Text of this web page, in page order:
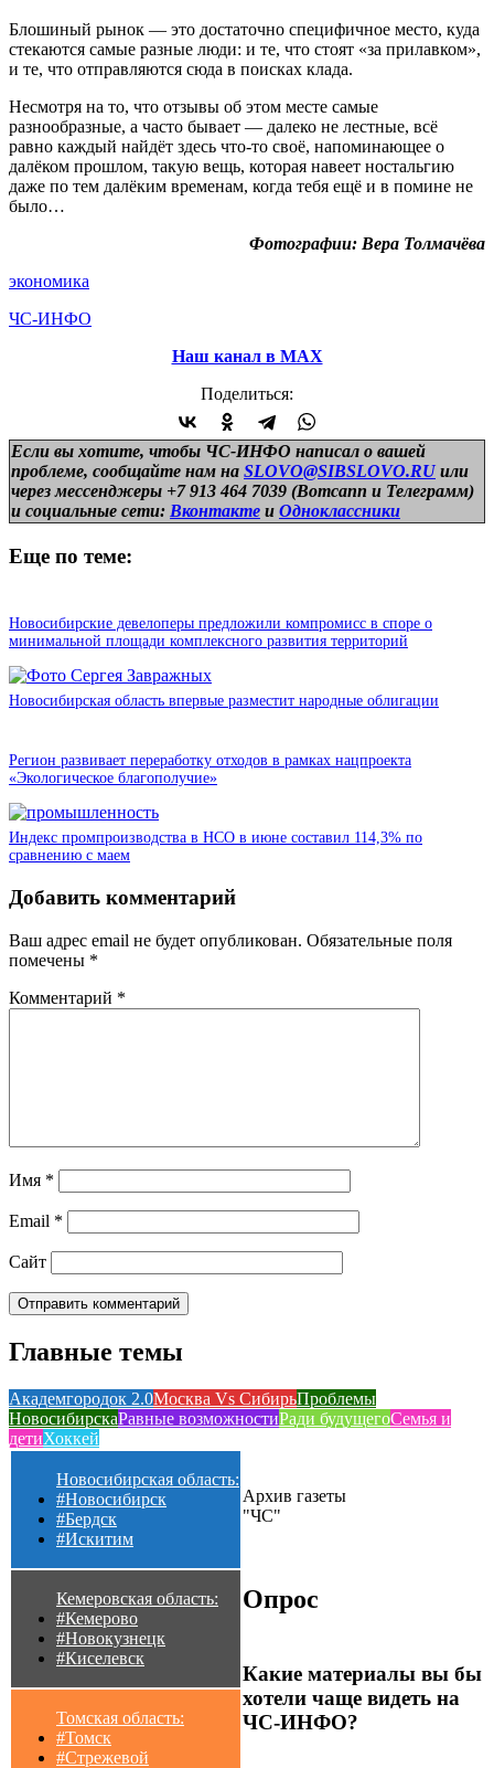
Блошиный рынок — это достаточно специфичное место, куда
стекаются самые разные люди: и те, что стоят «за прилавком»,
и те, что отправляются сюда в поисках клада.
Несмотря на то, что отзывы об этом месте самые
разнообразные, а часто бывает — далеко не лестные, всё
равно каждый найдёт здесь что-то своё, напоминающее о
далёком прошлом, такую вещь, которая навеет ностальгию
даже по тем далёким временам, когда тебя ещё и в помине не
было…
Фотографии: Вера Толмачёва
экономика
ЧС-ИНФО
Наш канал в МАХ
Поделиться:
Если вы хотите, чтобы ЧС-ИНФО написал о вашей
проблеме, сообщайте нам на SLOVO@SIBSLOVO.RU или
через мессенджеры +7 913 464 7039 (Вотсапп и Телеграмм)
и социальные сети: Вконтакте и Одноклассники
Еще по теме:
Новосибирские девелоперы предложили компромисс в споре о
минимальной площади комплексного развития территорий
Новосибирская область впервые разместит народные облигации
Регион развивает переработку отходов в рамках нацпроекта
«Экологическое благополучие»
Индекс промпроизводства в НСО в июне составил 114,3% по
сравнению с маем
Добавить комментарий
Ваш адрес email не будет опубликован. Обязательные поля
помечены *
Комментарий *
Имя *
Email *
Сайт
Главные темы
Академгородок 2.0Москва Vs СибирьПроблемы
НовосибирскаРавные возможностиРади будущегоСемья и
детиХоккей
Новосибирская область:
#Новосибирск
#Бердск
#Искитим
Кемеровская область:
#Кемерово
#Новокузнецк
#Киселевск
Томская область:
#Томск
#Стрежевой
Архив газеты
"ЧС"
Опрос
Какие материалы вы бы
хотели чаще видеть на
ЧС-ИНФО?